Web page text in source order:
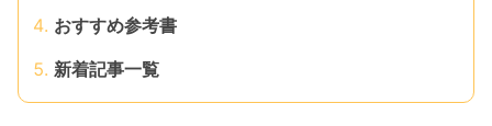
おすすめ参考書
新着記事一覧